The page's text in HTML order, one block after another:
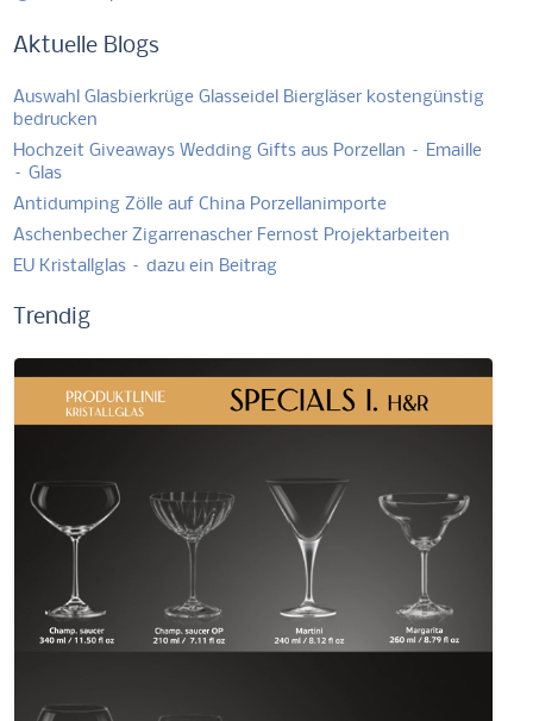
Aktuelle Blogs
Auswahl Glasbierkrüge Glasseidel Biergläser kostengünstig
bedrucken
Hochzeit Giveaways Wedding Gifts aus Porzellan – Emaille
– Glas
Antidumping Zölle auf China Porzellanimporte
Aschenbecher Zigarrenascher Fernost Projektarbeiten
EU Kristallglas – dazu ein Beitrag
Trendig